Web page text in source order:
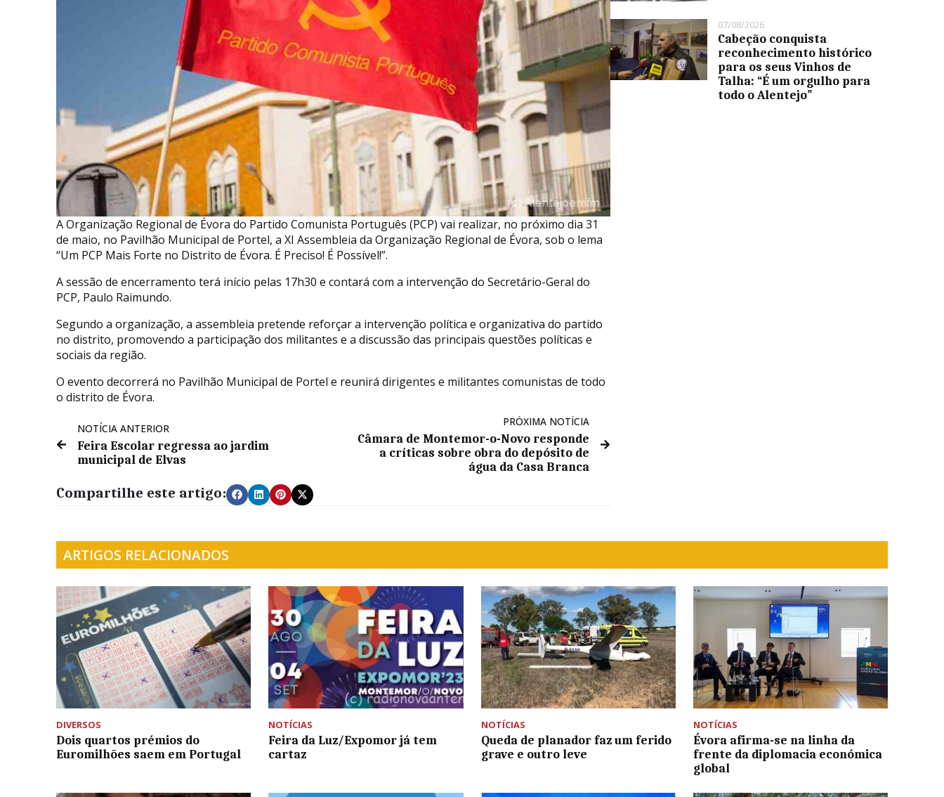
A Organização Regional de Évora do Partido Comunista Português (PCP) vai realizar, no próximo dia 31
de maio, no Pavilhão Municipal de Portel, a XI Assembleia da Organização Regional de Évora, sob o lema
“Um PCP Mais Forte no Distrito de Évora. É Preciso! É Possível!”.
A sessão de encerramento terá início pelas 17h30 e contará com a intervenção do Secretário-Geral do
PCP, Paulo Raimundo.
Segundo a organização, a assembleia pretende reforçar a intervenção política e organizativa do partido
no distrito, promovendo a participação dos militantes e a discussão das principais questões políticas e
sociais da região.
O evento decorrerá no Pavilhão Municipal de Portel e reunirá dirigentes e militantes comunistas de todo
o distrito de Évora.
NOTÍCIA ANTERIOR
Feira Escolar regressa ao jardim
municipal de Elvas
PRÓXIMA NOTÍCIA
Câmara de Montemor-o-Novo responde
a críticas sobre obra do depósito de
água da Casa Branca
Compartilhe este artigo:
07/08/2026
Cabeção conquista
reconhecimento histórico
para os seus Vinhos de
Talha: “É um orgulho para
todo o Alentejo”
ARTIGOS RELACIONADOS
DIVERSOS
Dois quartos prémios do
Euromilhões saem em Portugal
NOTÍCIAS
Feira da Luz/Expomor já tem
cartaz
NOTÍCIAS
Queda de planador faz um ferido
grave e outro leve
NOTÍCIAS
Évora afirma-se na linha da
frente da diplomacia económica
global